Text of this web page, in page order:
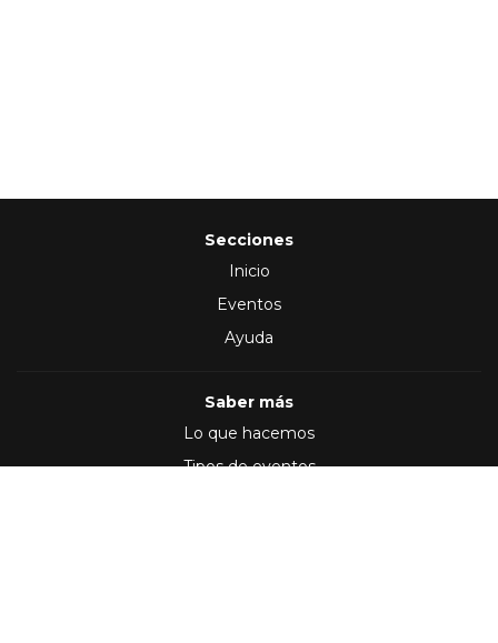
Secciones
Inicio
Eventos
Ayuda
Saber más
Lo que hacemos
Tipos de eventos